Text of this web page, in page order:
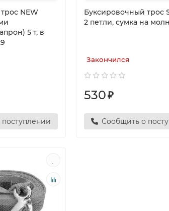
NEW
5 т, в
Буксировочный трос
2 петли, сумка на
Закончился
530₽
Сообщить о